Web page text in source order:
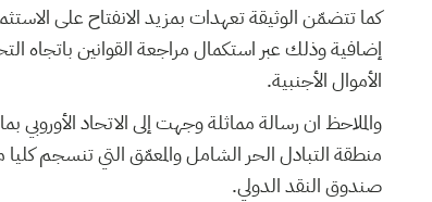
كما تتضمّن الوثيقة تعهدات بمزيد الانفتاح على
إضافية وذلك عبر استكمال مراجعة القوانين باتجاه
الأموال الأجنبية.
والملاحظ ان رسالة مماثلة وجهت إلى الاتحاد
منطقة التبادل الحر الشامل والمعمّق التي تنسجم
صندوق النقد الدولي.